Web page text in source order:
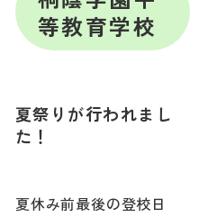
等教育学校
夏祭りが行われまし
た！
夏休み前最後の登校日